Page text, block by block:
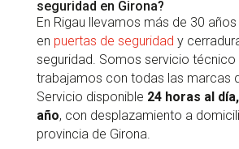
seguridad en Girona?
En Rigau llevamos más de 30
en puertas de seguridad y
seguridad. Somos servicio
trabajamos con todas las marcas
Servicio disponible 24 horas al
año, con desplazamiento a
provincia de Girona.